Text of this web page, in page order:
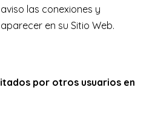
las conexiones y
en su Sitio Web.
por otros usuarios en